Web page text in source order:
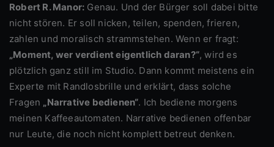
Robert R. Manor: Genau. Und der Bürger soll dabei bitte
nicht stören. Er soll nicken, teilen, spenden, frieren,
zahlen und moralisch strammstehen. Wenn er fragt:
„Moment, wer verdient eigentlich daran?“, wird es
plötzlich ganz still im Studio. Dann kommt meistens ein
Experte mit Randlosbrille und erklärt, dass solche
Fragen „Narrative bedienen“. Ich bediene morgens
meinen Kaffeeautomaten. Narrative bedienen offenbar
nur Leute, die noch nicht komplett betreut denken.